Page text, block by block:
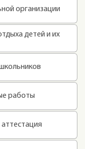
организации
детей и их
работы
аттестация